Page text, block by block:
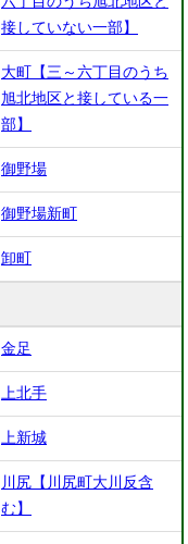
接していない一部】
大町【三～六丁目のうち
旭北地区と接している一
部】
御野場
御野場新町
卸町
金足
上北手
上新城
川尻【川尻町大川反含
む】